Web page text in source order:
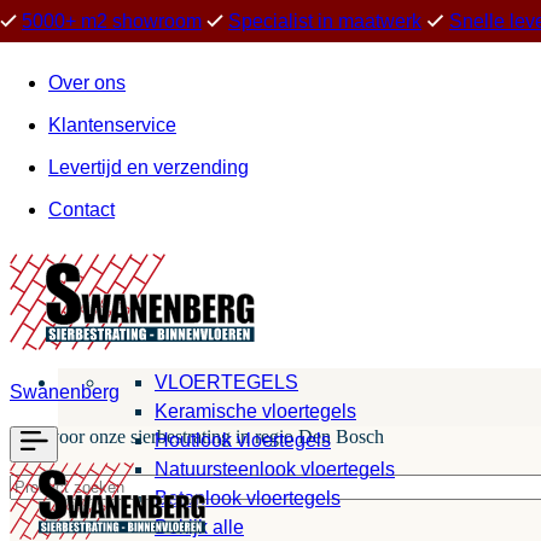
5000+ m2 showroom Specialist in maatwerk Snelle
Over ons
Klantenservice
Levertijd en verzending
Contact
Swanenberg
Kies voor onze sierbestrating in regio Den Bosch
VLOERTEGELS
Keramische vloertegels
Houtlook vloertegels
Natuursteenlook vloertegels
Betonlook vloertegels
Bekijk alle